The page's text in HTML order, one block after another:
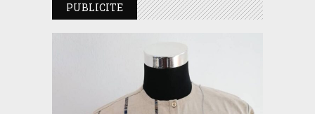
PUBLICITE